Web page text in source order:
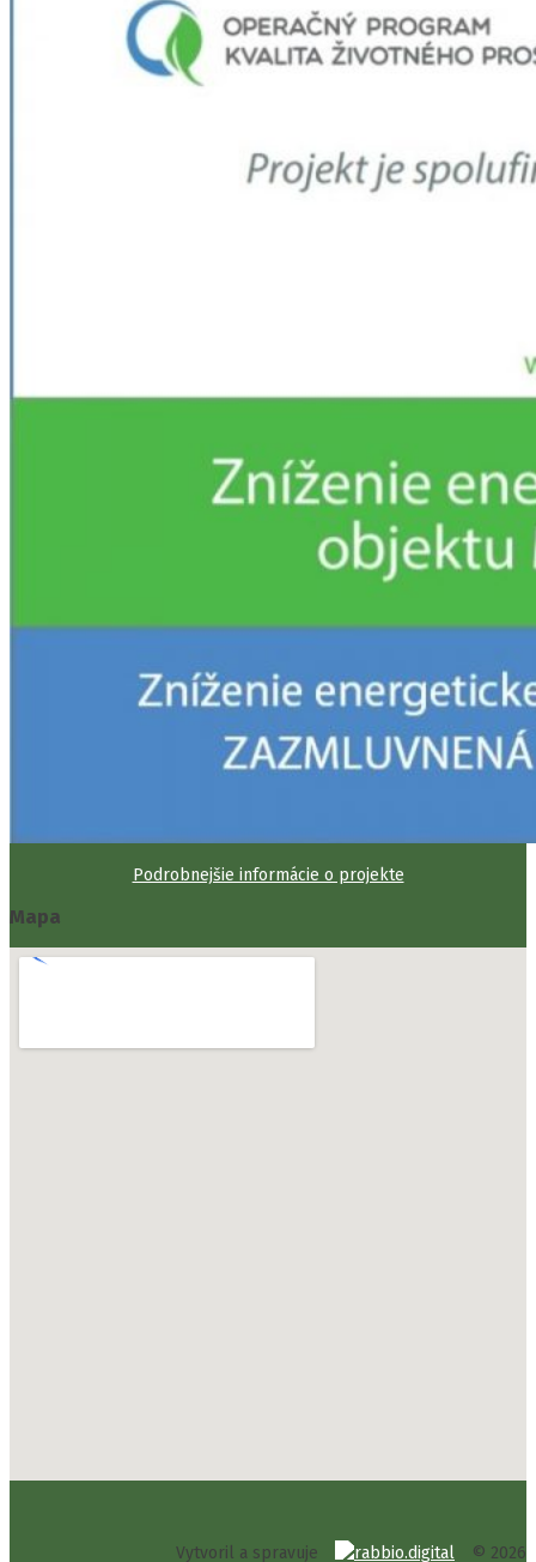
Podrobnejšie informácie o projekte
Mapa
Vytvoril a spravuje © 2026